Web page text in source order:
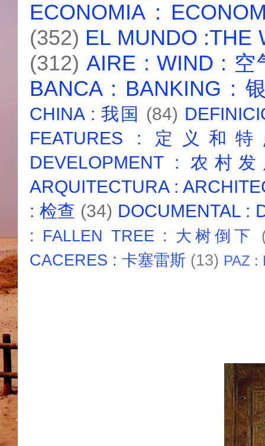
ECONOMIA :
(352) EL MUNDO :THE
(312) AIRE : WIND : 空
BANCA : BANKING :
CHINA : 我国 (84)
FEATURES : 定义和
DEVELOPMENT : 农村
ARQUITECTURA :
: 检查 (34) DOCUMENTAL :
: FALLEN TREE : 大树倒下
CACERES : 卡塞雷斯 (13) PAZ :